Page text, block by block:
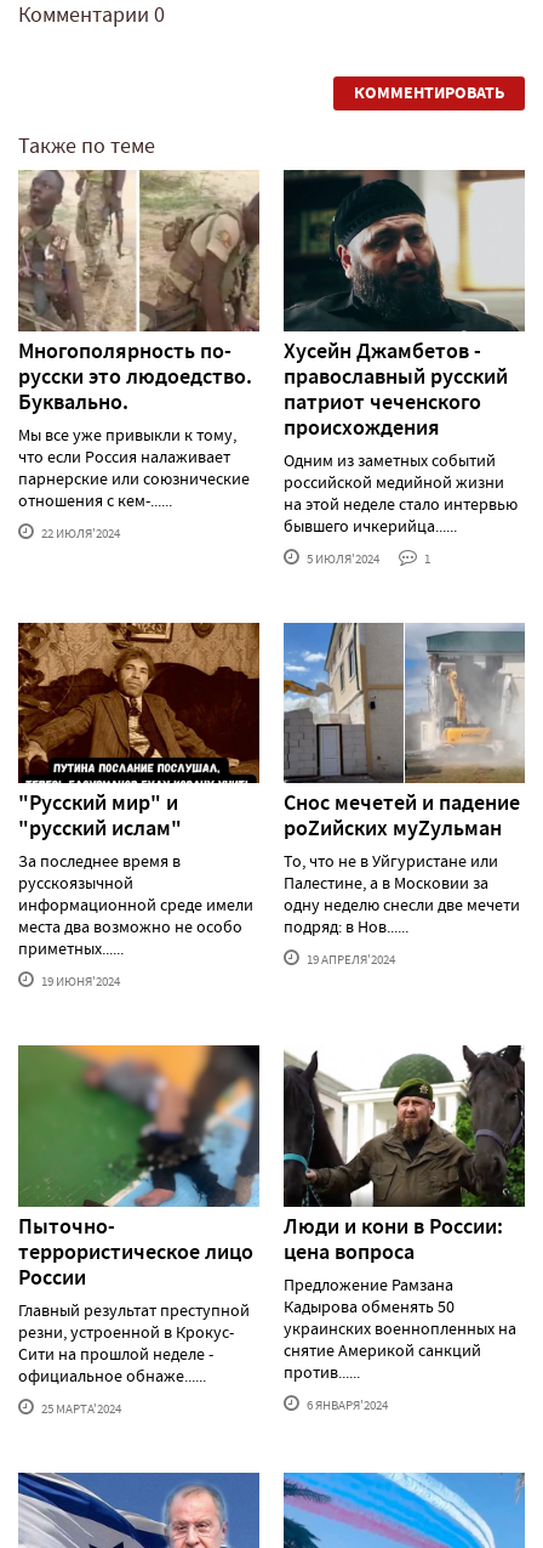
Комментарии 0
КОММЕНТИРОВАТЬ
Также по теме
Многополярность по-
русски это людоедство.
Буквально.
Мы все уже привыкли к тому,
что если Россия налаживает
парнерские или союзнические
отношения с кем-......
22 ИЮЛЯ'2024
Хусейн Джамбетов -
православный русский
патриот чеченского
происхождения
Одним из заметных событий
российской медийной жизни
на этой неделе стало интервью
бывшего ичкерийца......
5 ИЮЛЯ'2024 1
"Русский мир" и
"русский ислам"
За последнее время в
русскоязычной
информационной среде имели
места два возможно не особо
приметных......
19 ИЮНЯ'2024
Снос мечетей и падение
роZийских муZульман
То, что не в Уйгуристане или
Палестине, а в Московии за
одну неделю снесли две мечети
подряд: в Нов......
19 АПРЕЛЯ'2024
Пыточно-
террористическое лицо
России
Главный результат преступной
резни, устроенной в Крокус-
Сити на прошлой неделе -
официальное обнаже......
25 МАРТА'2024
Люди и кони в России:
цена вопроса
Предложение Рамзана
Кадырова обменять 50
украинских военнопленных на
снятие Америкой санкций
против......
6 ЯНВАРЯ'2024